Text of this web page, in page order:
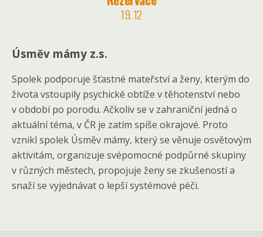
19. 12
Úsměv mámy z.s.
Spolek podporuje šťastné mateřství a ženy, kterým do
života vstoupily psychické obtíže v těhotenství nebo
v období po porodu. Ačkoliv se v zahraniční jedná o
aktuální téma, v ČR je zatím spíše okrajové. Proto
vznikl spolek Úsměv mámy, který se věnuje osvětovým
aktivitám, organizuje svépomocné podpůrné skupiny
v různých městech, propojuje ženy se zkušeností a
snaží se vyjednávat o lepší systémové péči.